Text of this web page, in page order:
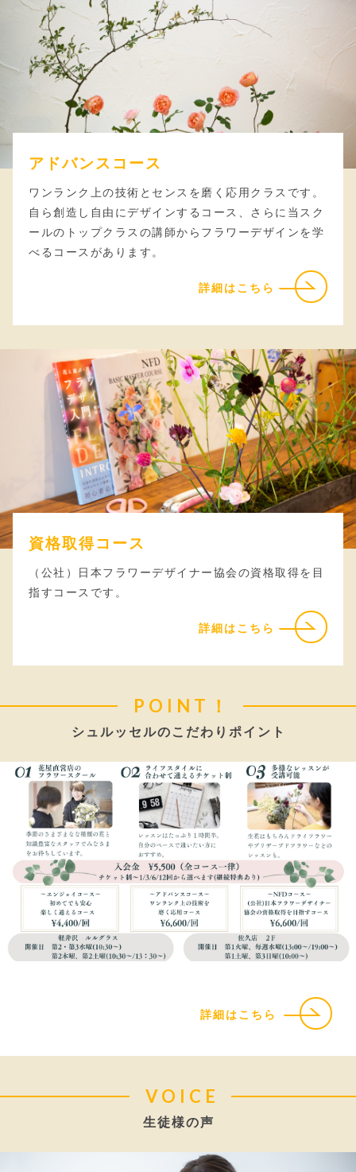
アドバンスコース
ワンランク上の技術とセンスを磨く応用クラスです。
自ら創造し自由にデザインするコース、さらに当スク
ールのトップクラスの講師からフラワーデザインを学
べるコースがあります。
詳細はこちら
資格取得コース
（公社）日本フラワーデザイナー協会の資格取得を目
指すコースです。
詳細はこちら
POINT！
シュルッセルのこだわりポイント
詳細はこちら
VOICE
生徒様の声